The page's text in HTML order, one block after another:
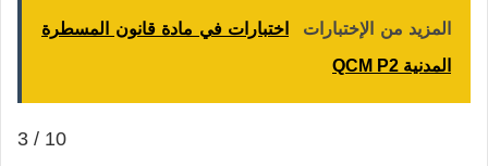
المزيد من الإختبارات
اختبارات في مادة قانون المسطرة
المدنية QCM P2
3 / 10